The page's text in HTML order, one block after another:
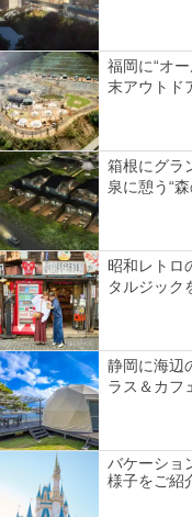
福岡に“オ
末アウトド
箱根にグラ
泉に憩う“
昭和レトロ
タルジック
静岡に海辺
ラス＆カフ
バケーショ
様子をご紹